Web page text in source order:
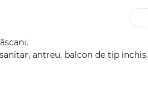
antreu, balcon de tip închis.